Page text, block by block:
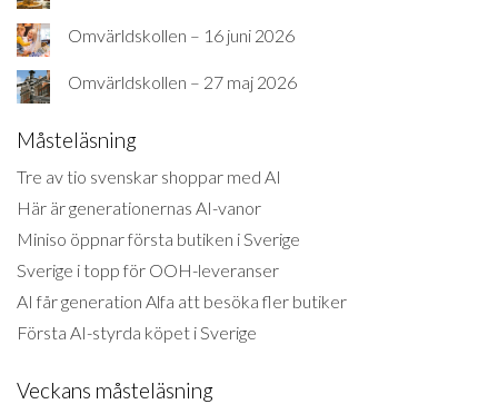
Omvärldskollen – 16 juni 2026
Omvärldskollen – 27 maj 2026
Måsteläsning
Tre av tio svenskar shoppar med AI
Här är generationernas AI-vanor
Miniso öppnar första butiken i Sverige
Sverige i topp för OOH-leveranser
AI får generation Alfa att besöka fler butiker
Första AI-styrda köpet i Sverige
Veckans måsteläsning